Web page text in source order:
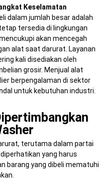
Keselamatan
dalam jumlah besar adalah
tersedia di lingkungan
akan mencegah
alat saat darurat. Layanan
kali disediakan oleh
grosir. Menjual alat
berpengalaman di sektor
untuk kebutuhan industri.
terutama dalam partai
yang harus
barang yang dibeli mematuhi